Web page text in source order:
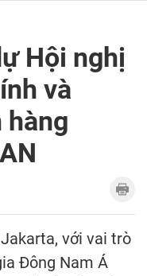
Hội nghị
và
hàng
với vai trò
Đông Nam Á